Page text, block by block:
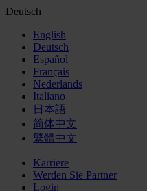
Deutsch
English
Deutsch
Español
Français
Nederlands
Italiano
日本語
简体中文
繁體中文
Karriere
Werden Sie Partner
Login